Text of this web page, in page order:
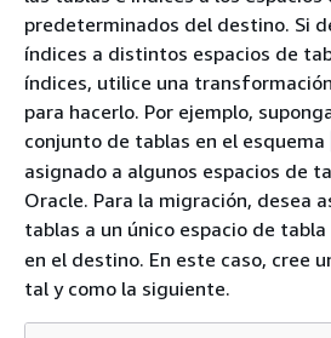
predeterminados del destino. Si
índices a distintos espacios de
índices, utilice una
para hacerlo. Por ejemplo,
conjunto de tablas en el esquema
asignado a algunos espacios de
Oracle. Para la migración, desea
tablas a un único espacio de tabla
en el destino. En este caso, cree
tal y como la siguiente.